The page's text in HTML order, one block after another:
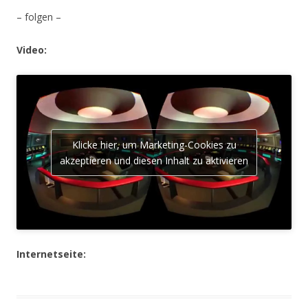
– folgen –
Video:
Klicke hier, um Marketing-Cookies zu
akzeptieren und diesen Inhalt zu aktivieren
Internetseite: